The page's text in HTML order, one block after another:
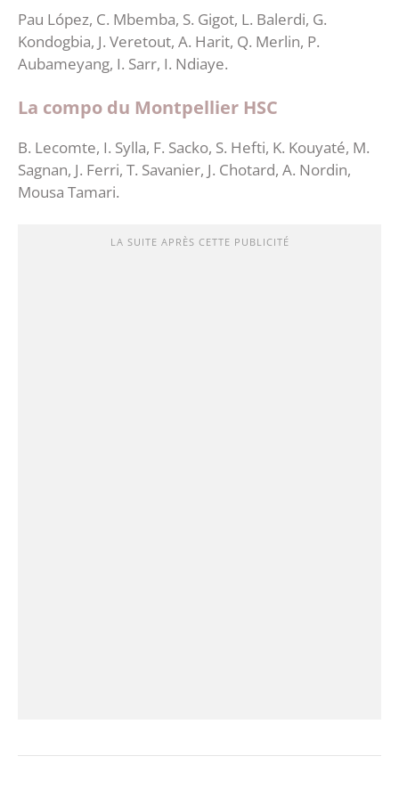
Pau López, C. Mbemba, S. Gigot, L. Balerdi, G.
Kondogbia, J. Veretout, A. Harit, Q. Merlin, P.
Aubameyang, I. Sarr, I. Ndiaye.
La compo du Montpellier HSC
B. Lecomte, I. Sylla, F. Sacko, S. Hefti, K. Kouyaté, M.
Sagnan, J. Ferri, T. Savanier, J. Chotard, A. Nordin,
Mousa Tamari.
LA SUITE APRÈS CETTE PUBLICITÉ